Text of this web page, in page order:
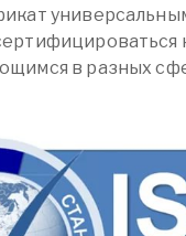
в разных